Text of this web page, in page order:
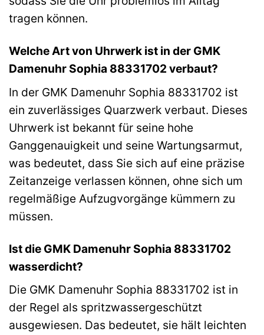
tragen können.
Welche Art von Uhrwerk ist in der GMK
Damenuhr Sophia 88331702 verbaut?
In der GMK Damenuhr Sophia 88331702 ist
ein zuverlässiges Quarzwerk verbaut. Dieses
Uhrwerk ist bekannt für seine hohe
Ganggenauigkeit und seine Wartungsarmut,
was bedeutet, dass Sie sich auf eine präzise
Zeitanzeige verlassen können, ohne sich um
regelmäßige Aufzugvorgänge kümmern zu
müssen.
Ist die GMK Damenuhr Sophia 88331702
wasserdicht?
Die GMK Damenuhr Sophia 88331702 ist in
der Regel als spritzwassergeschützt
ausgewiesen. Das bedeutet, sie hält leichten